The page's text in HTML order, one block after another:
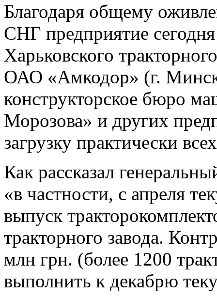
Благодаря общему
СНГ предприятие
Харьковского
ОАО «Амкодор» (г.
конструкторское бюро
Морозова» и других
загрузку практически
Как рассказал
«в частности, с апреля
выпуск
тракторного завода.
млн грн. (более 1200
выполнить к декабрю